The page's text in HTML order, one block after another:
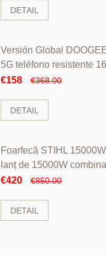
DETAIL
Versión Global
5G teléfono resistente
ROM Mediatek
€158 €368.00
DETAIL
Foarfecă STIHL
lanț de 15000W
perii și baterie cu li
€420 €850.00
DETAIL